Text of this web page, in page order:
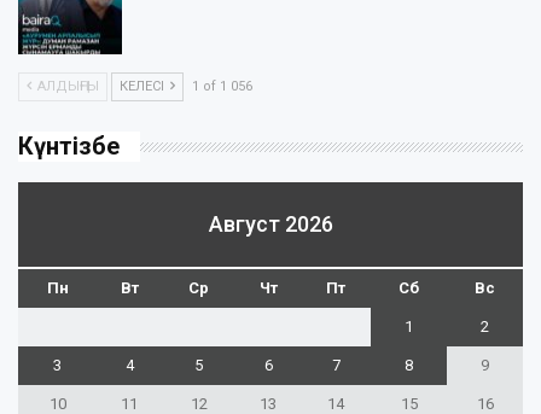
АЛДЫҢҒЫ КЕЛЕСІ 1 of 1 056
Күнтізбе
Август 2026
Пн Вт Ср Чт Пт Сб Вс
1 2
3 4 5 6 7 8 9
10 11 12 13 14 15 16